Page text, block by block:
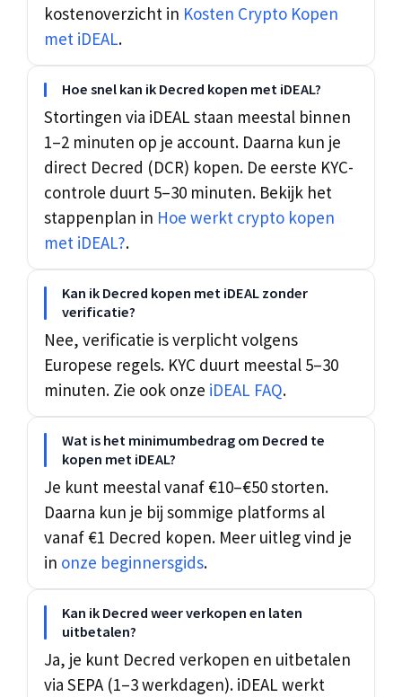
kostenoverzicht in Kosten Crypto Kopen
met iDEAL.
Hoe snel kan ik Decred kopen met iDEAL?
Stortingen via iDEAL staan meestal binnen
1–2 minuten op je account. Daarna kun je
direct Decred (DCR) kopen. De eerste KYC-
controle duurt 5–30 minuten. Bekijk het
stappenplan in Hoe werkt crypto kopen
met iDEAL?.
Kan ik Decred kopen met iDEAL zonder
verificatie?
Nee, verificatie is verplicht volgens
Europese regels. KYC duurt meestal 5–30
minuten. Zie ook onze iDEAL FAQ.
Wat is het minimumbedrag om Decred te
kopen met iDEAL?
Je kunt meestal vanaf €10–€50 storten.
Daarna kun je bij sommige platforms al
vanaf €1 Decred kopen. Meer uitleg vind je
in onze beginnersgids.
Kan ik Decred weer verkopen en laten
uitbetalen?
Ja, je kunt Decred verkopen en uitbetalen
via SEPA (1–3 werkdagen). iDEAL werkt